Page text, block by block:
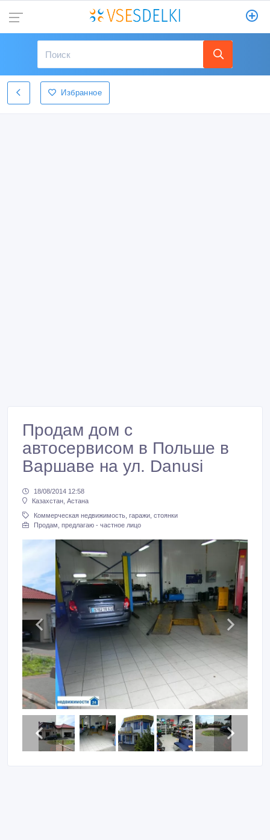
Избранное
Продам дом с
автосервисом в Польше в
Варшаве на ул. Danusi
18/08/2014 12:58
Казахстан, Астана
Коммерческая недвижимость, гаражи, стоянки
Продам, предлагаю - частное лицо